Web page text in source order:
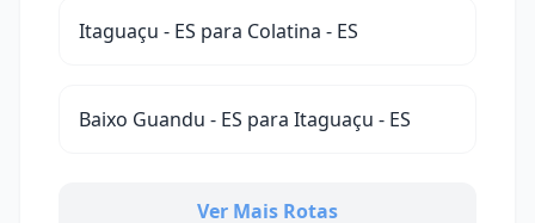
Itaguaçu - ES para Colatina - ES
Baixo Guandu - ES para Itaguaçu - ES
Ver Mais Rotas